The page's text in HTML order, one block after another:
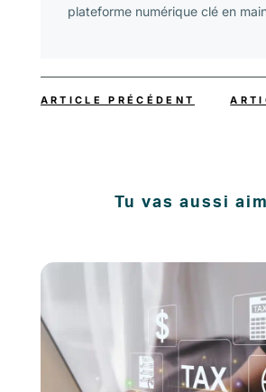
plateforme numérique clé en
ARTICLE PRÉCÉDENT
Tu vas aussi